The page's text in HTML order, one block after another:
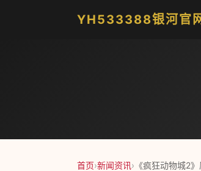
YH533388银河官
首页›新闻资讯› 《疯狂动物城2